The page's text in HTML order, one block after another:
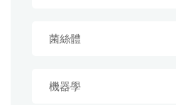
菌絲體
機器學